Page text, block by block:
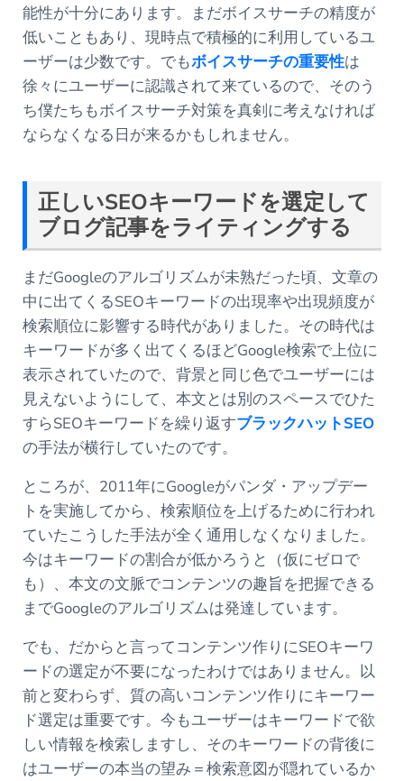
能性が十分にあります。まだボイスサーチの精度が
低いこともあり、現時点で積極的に利用しているユ
ーザーは少数です。でもボイスサーチの重要性は
徐々にユーザーに認識されて来ているので、そのう
ち僕たちもボイスサーチ対策を真剣に考えなければ
ならなくなる日が来るかもしれません。
正しいSEOキーワードを選定して
ブログ記事をライティングする
まだGoogleのアルゴリズムが未熟だった頃、文章の
中に出てくるSEOキーワードの出現率や出現頻度が
検索順位に影響する時代がありました。その時代は
キーワードが多く出てくるほどGoogle検索で上位に
表示されていたので、背景と同じ色でユーザーには
見えないようにして、本文とは別のスペースでひた
すらSEOキーワードを繰り返すブラックハットSEO
の手法が横行していたのです。
ところが、2011年にGoogleがパンダ・アップデー
トを実施してから、検索順位を上げるために行われ
ていたこうした手法が全く通用しなくなりました。
今はキーワードの割合が低かろうと（仮にゼロで
も）、本文の文脈でコンテンツの趣旨を把握できる
までGoogleのアルゴリズムは発達しています。
でも、だからと言ってコンテンツ作りにSEOキーワ
ードの選定が不要になったわけではありません。以
前と変わらず、質の高いコンテンツ作りにキーワー
ド選定は重要です。今もユーザーはキーワードで欲
しい情報を検索しますし、そのキーワードの背後に
はユーザーの本当の望み＝検索意図が隠れているか